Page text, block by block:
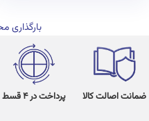
بارگذاری
ضمانت اصالت کالا پرداخت در 4 قسط